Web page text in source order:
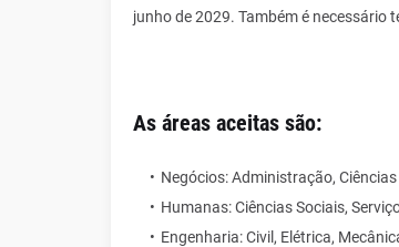
junho de 2029. Também é necessário
As áreas aceitas são:
Negócios: Administração,
Humanas: Ciências Sociais,
Engenharia: Civil, Elétrica,